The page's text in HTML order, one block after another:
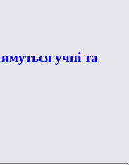
учні та